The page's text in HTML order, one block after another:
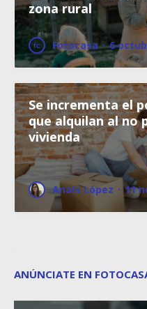
zona rural
Fotocasa · 6
Se incrementa el
que alquilan al no
vivienda
Anaïs López · 11
ANÚNCIATE EN